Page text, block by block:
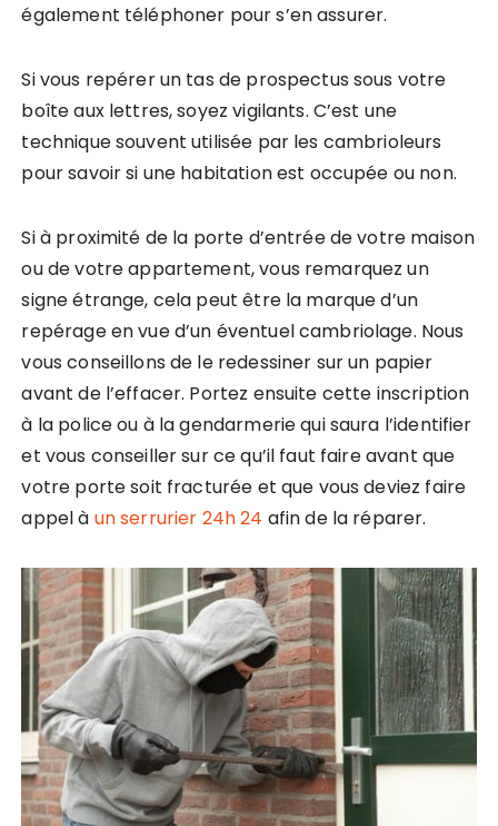
également téléphoner pour s’en assurer.
Si vous repérer un tas de prospectus sous votre
boîte aux lettres, soyez vigilants. C’est une
technique souvent utilisée par les cambrioleurs
pour savoir si une habitation est occupée ou non.
Si à proximité de la porte d’entrée de votre maison
ou de votre appartement, vous remarquez un
signe étrange, cela peut être la marque d’un
repérage en vue d’un éventuel cambriolage. Nous
vous conseillons de le redessiner sur un papier
avant de l’effacer. Portez ensuite cette inscription
à la police ou à la gendarmerie qui saura l’identifier
et vous conseiller sur ce qu’il faut faire avant que
votre porte soit fracturée et que vous deviez faire
appel à un serrurier 24h 24 afin de la réparer.